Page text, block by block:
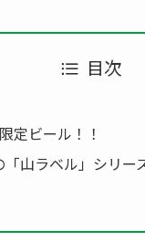
目次
定ビール！！
山ラベル」シリー